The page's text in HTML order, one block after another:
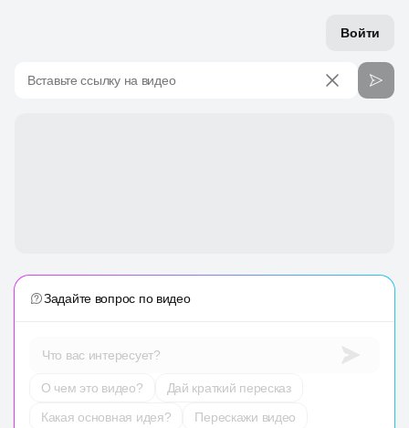
Войти
Вставьте ссылку на видео
Задайте вопрос по видео
Что вас интересует?
О чем это видео?
Дай краткий пересказ
Какая основная идея?
Перескажи видео